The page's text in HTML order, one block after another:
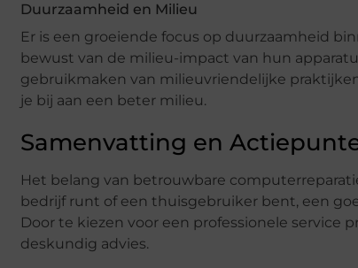
Duurzaamheid en Milieu
Er is een groeiende focus op duurzaamheid
bewust van de milieu-impact van hun
gebruikmaken van milieuvriendelijke
je bij aan een beter milieu.
Samenvatting en
Het belang van betrouwbare
bedrijf runt of een thuisgebruiker bent, een
Door te kiezen voor een professionele
deskundig advies.